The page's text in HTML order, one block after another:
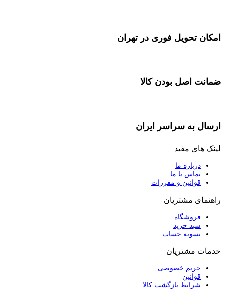
امکان تحویل فوری در تهران
ضمانت اصل بودن کالا
ارسال به سراسر ایران
لینک های مفید
درباره ما
تماس با ما
قوانین و مقررات
راهنمای مشتریان
فروشگاه
سبد خرید
تسویه حساب
خدمات مشتریان
حریم خصوصی
قوانین
شرایط بازگشت کالا